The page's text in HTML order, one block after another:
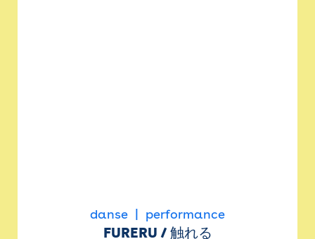
danse performance
FURERU / 触れる